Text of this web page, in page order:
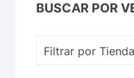
BUSCAR POR
Filtrar por Tienda